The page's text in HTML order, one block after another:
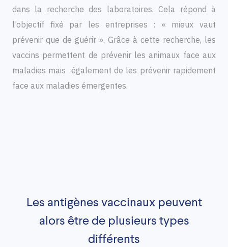
dans la recherche des laboratoires. Cela répond à
l’objectif fixé par les entreprises : « mieux vaut
prévenir que de guérir ». Grâce à cette recherche, les
vaccins permettent de prévenir les animaux face aux
maladies mais également de les prévenir rapidement
face aux maladies émergentes.
Les antigènes vaccinaux peuvent
alors être de plusieurs types
différents